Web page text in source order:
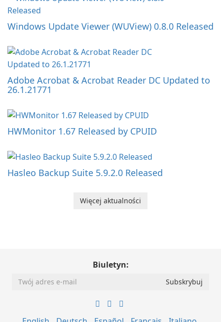
Windows Update Viewer (WUView) 0.8.0 Released
Adobe Acrobat & Acrobat Reader DC Updated to
26.1.21771
HWMonitor 1.67 Released by CPUID
Hasleo Backup Suite 5.9.2.0 Released
Więcej aktualności
Biuletyn: